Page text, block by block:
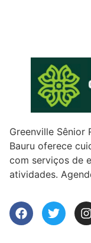
Greenville Sênior
Bauru oferece
com serviços de
atividades.